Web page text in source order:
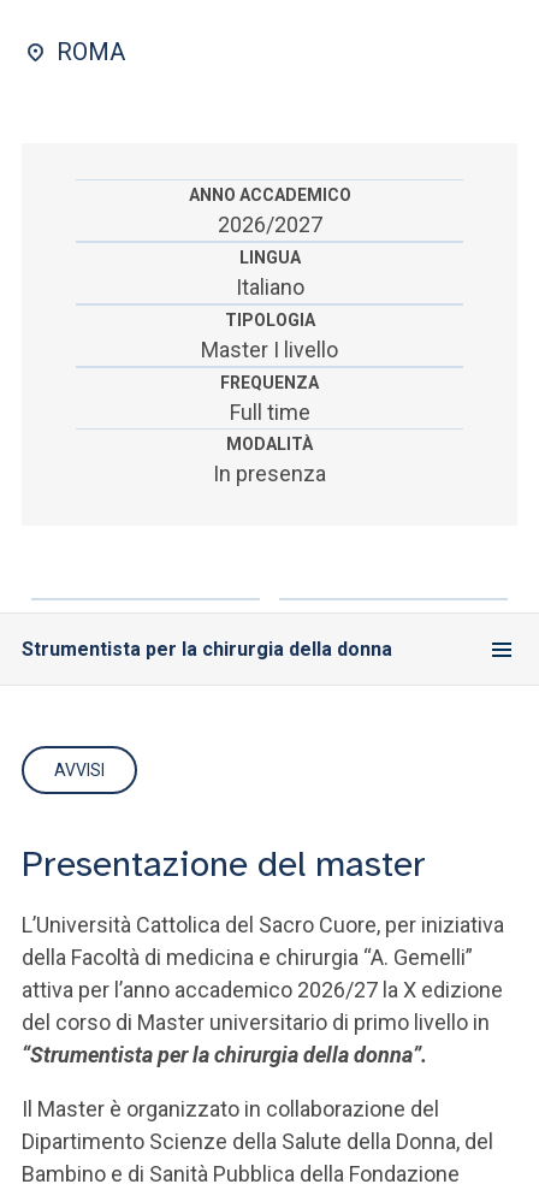
SEI UN DOCENTE O UN MEMBRO DELLO STAFF
ROMA
ANNO ACCADEMICO
2026/2027
LINGUA
Italiano
TIPOLOGIA
Master I livello
FREQUENZA
Full time
MODALITÀ
In presenza
Strumentista per la chirurgia della donna
AVVISI
Presentazione del master
L’Università Cattolica del Sacro Cuore, per iniziativa
della Facoltà di medicina e chirurgia “A. Gemelli”
attiva per l’anno accademico 2026/27 la X edizione
del corso di Master universitario di primo livello in
“Strumentista per la chirurgia della donna”.
Il Master è organizzato in collaborazione del
Dipartimento Scienze della Salute della Donna, del
Bambino e di Sanità Pubblica della Fondazione